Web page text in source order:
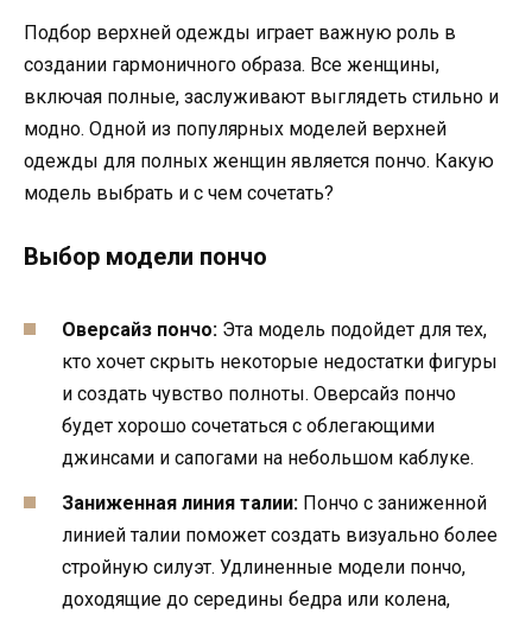
Подбор верхней одежды играет важную роль в
создании гармоничного образа. Все женщины,
включая полные, заслуживают выглядеть стильно и
модно. Одной из популярных моделей верхней
одежды для полных женщин является пончо. Какую
модель выбрать и с чем сочетать?
Выбор модели пончо
Оверсайз пончо: Эта модель подойдет для тех,
кто хочет скрыть некоторые недостатки фигуры
и создать чувство полноты. Оверсайз пончо
будет хорошо сочетаться с облегающими
джинсами и сапогами на небольшом каблуке.
Заниженная линия талии: Пончо с заниженной
линией талии поможет создать визуально более
стройную силуэт. Удлиненные модели пончо,
доходящие до середины бедра или колена,